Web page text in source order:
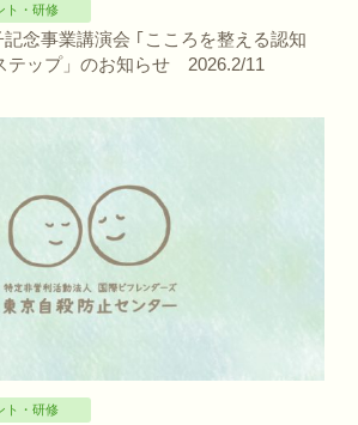
ト・研修
念事業講演会 ｢こころを整える認知
テップ」のお知らせ 2026.2/11
ト・研修